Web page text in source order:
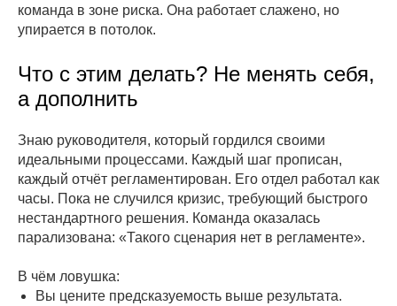
команда в зоне риска. Она работает слажено, но
упирается в потолок.
Что с этим делать? Не менять себя,
а дополнить
Знаю руководителя, который гордился своими
идеальными процессами. Каждый шаг прописан,
каждый отчёт регламентирован. Его отдел работал как
часы. Пока не случился кризис, требующий быстрого
нестандартного решения. Команда оказалась
парализована: «Такого сценария нет в регламенте».
В чём ловушка:
Вы цените предсказуемость выше результата.